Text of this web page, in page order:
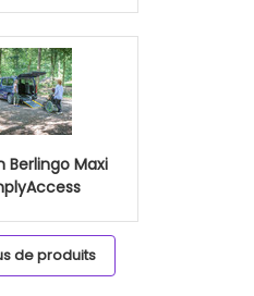
Berlingo Maxi
de produits